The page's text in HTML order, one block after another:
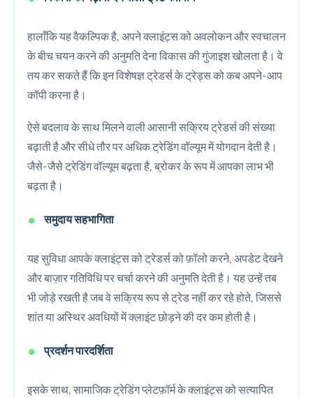
हालाँकि यह वैकल्पिक है, अपने क्लाइंट्स को अवलोकन और स्वचालन
के बीच चयन करने की अनुमति देना विकास की गुंजाइश खोलता है। वे
तय कर सकते हैं कि इन विशेषज्ञ ट्रेडर्स के ट्रेड्स को कब अपने-आप
कॉपी करना है।
ऐसे बदलाव के साथ मिलने वाली आसानी सक्रिय ट्रेडर्स की संख्या
बढ़ाती है और सीधे तौर पर अधिक ट्रेडिंग वॉल्यूम में योगदान देती है।
जैसे-जैसे ट्रेडिंग वॉल्यूम बढ़ता है, ब्रोकर के रूप में आपका लाभ भी
बढ़ता है।
समुदाय सहभागिता
यह सुविधा आपके क्लाइंट्स को ट्रेडर्स को फ़ॉलो करने, अपडेट देखने
और बाज़ार गतिविधि पर चर्चा करने की अनुमति देती है। यह उन्हें तब
भी जोड़े रखती है जब वे सक्रिय रूप से ट्रेड नहीं कर रहे होते, जिससे
शांत या अस्थिर अवधियों में क्लाइंट छोड़ने की दर कम होती है।
प्रदर्शन पारदर्शिता
इसके साथ, सामाजिक ट्रेडिंग प्लेटफ़ॉर्म के क्लाइंट्स को सत्यापित